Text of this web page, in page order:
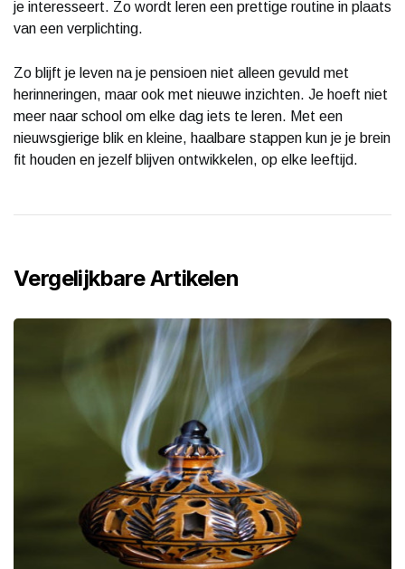
je interesseert. Zo wordt leren een prettige routine in plaats
van een verplichting.
Zo blijft je leven na je pensioen niet alleen gevuld met
herinneringen, maar ook met nieuwe inzichten. Je hoeft niet
meer naar school om elke dag iets te leren. Met een
nieuwsgierige blik en kleine, haalbare stappen kun je je brein
fit houden en jezelf blijven ontwikkelen, op elke leeftijd.
Vergelijkbare Artikelen